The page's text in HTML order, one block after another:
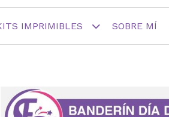
IMPRIMIBLES SOBRE MÍ